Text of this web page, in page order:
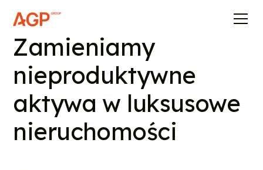
Zamieniamy
nieproduktywne
aktywa w luksusowe
nieruchomości